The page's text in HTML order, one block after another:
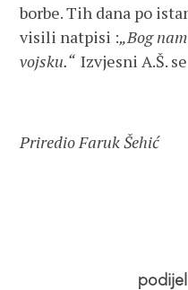
borbe. Tih dana po
visili natpisi :„Bog
vojsku.“Izvjesni A.Š.
Priredio Faruk Šehić